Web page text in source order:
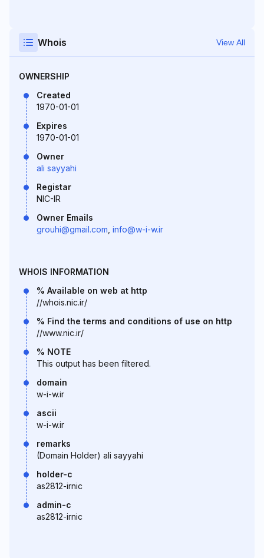
Whois View All
OWNERSHIP
Created
1970-01-01
Expires
1970-01-01
Owner
ali sayyahi
Registar
NIC-IR
Owner Emails
grouhi@gmail.com info@w-i-w.ir
WHOIS INFORMATION
% Available on web at http
//whois.nic.ir/
% Find the terms and conditions of use on http
//www.nic.ir/
% NOTE
This output has been filtered.
domain
w-i-w.ir
ascii
w-i-w.ir
remarks
(Domain Holder) ali sayyahi
holder-c
as2812-irnic
admin-c
as2812-irnic